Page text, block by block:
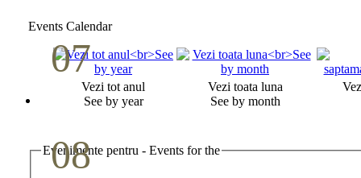
07 Cina Domnului
08 Studiu biblic pentru tineri
Events Calendar
Vezi tot anul
See by year
Vezi toata luna
See by month
Evenimente pentru - Events for the